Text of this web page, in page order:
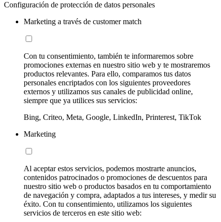
Configuración de protección de datos personales
Marketing a través de customer match
Con tu consentimiento, también te informaremos sobre
promociones externas en nuestro sitio web y te mostraremos
productos relevantes. Para ello, comparamos tus datos
personales encriptados con los siguientes proveedores
externos y utilizamos sus canales de publicidad online,
siempre que ya utilices sus servicios:
Bing, Criteo, Meta, Google, LinkedIn, Printerest, TikTok
Marketing
Al aceptar estos servicios, podemos mostrarte anuncios,
contenidos patrocinados o promociones de descuentos para
nuestro sitio web o productos basados en tu comportamiento
de navegación y compra, adaptados a tus intereses, y medir su
éxito. Con tu consentimiento, utilizamos los siguientes
servicios de terceros en este sitio web: